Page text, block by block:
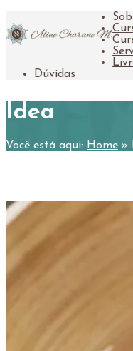
Dúvidas
Idea
Você está aqui: Home »